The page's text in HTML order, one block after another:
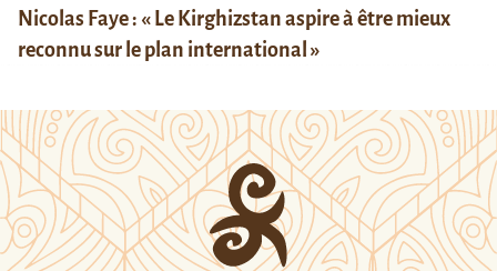
Nicolas Faye : « Le Kirghizstan aspire à être mieux
reconnu sur le plan international »